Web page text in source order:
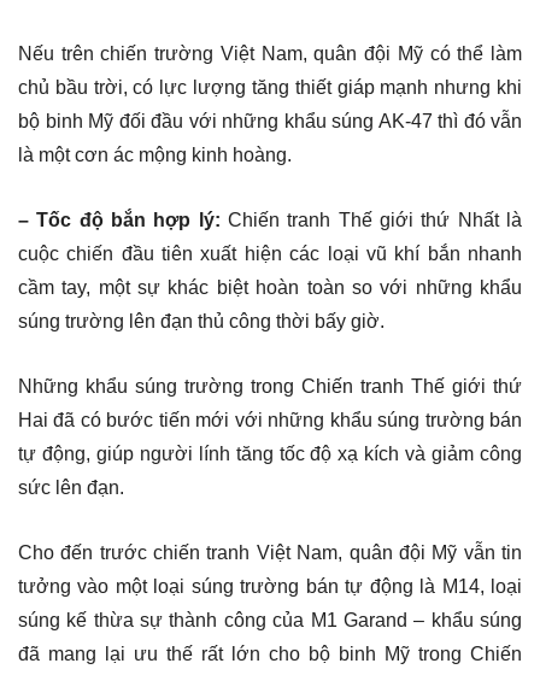
Nếu trên chiến trường Việt Nam, quân đội Mỹ có thể làm
chủ bầu trời, có lực lượng tăng thiết giáp mạnh nhưng khi
bộ binh Mỹ đối đầu với những khẩu súng AK-47 thì đó vẫn
là một cơn ác mộng kinh hoàng.
– Tốc độ bắn hợp lý: Chiến tranh Thế giới thứ Nhất là
cuộc chiến đầu tiên xuất hiện các loại vũ khí bắn nhanh
cầm tay, một sự khác biệt hoàn toàn so với những khẩu
súng trường lên đạn thủ công thời bấy giờ.
Những khẩu súng trường trong Chiến tranh Thế giới thứ
Hai đã có bước tiến mới với những khẩu súng trường bán
tự động, giúp người lính tăng tốc độ xạ kích và giảm công
sức lên đạn.
Cho đến trước chiến tranh Việt Nam, quân đội Mỹ vẫn tin
tưởng vào một loại súng trường bán tự động là M14, loại
súng kế thừa sự thành công của M1 Garand – khẩu súng
đã mang lại ưu thế rất lớn cho bộ binh Mỹ trong Chiến